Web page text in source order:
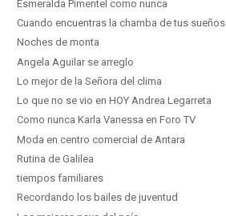
Esmeralda Pimentel como nunca
Cuando encuentras la chamba de tus sueños
Noches de monta
Angela Aguilar se arreglo
Lo mejor de la Señora del clima
Lo que no se vio en HOY Andrea Legarreta
Como nunca Karla Vanessa en Foro TV
Moda en centro comercial de Antara
Rutina de Galilea
tiempos familiares
Recordando los bailes de juventud